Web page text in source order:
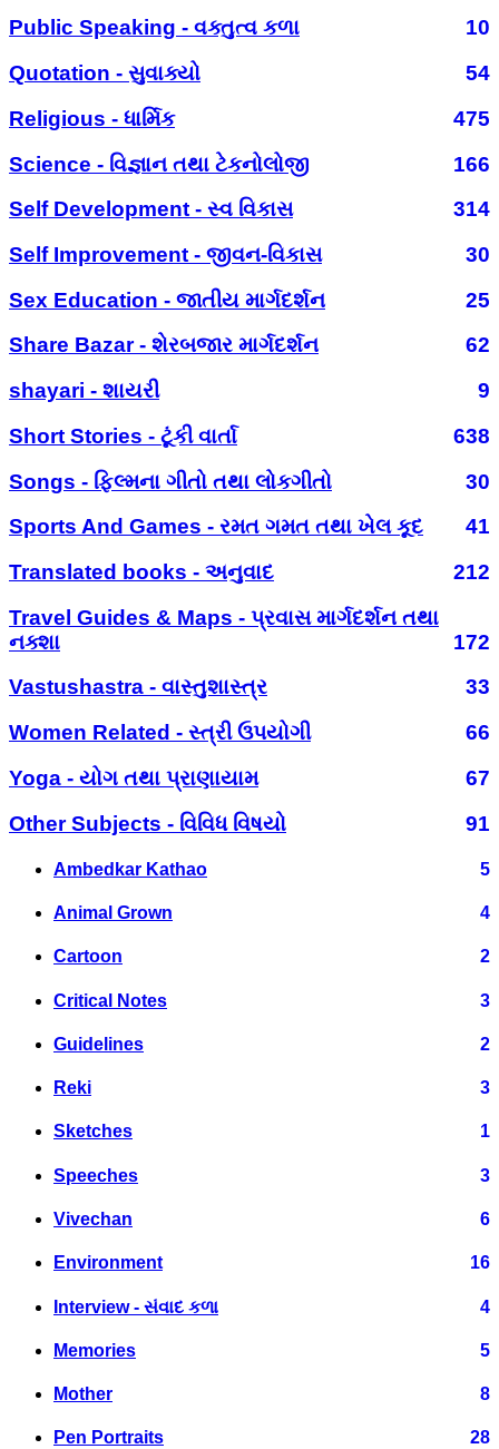
Public Speaking - વક્તુત્વ કળા
10
Quotation - સુવાક્યો
54
Religious - ધાર્મિક
475
Science - વિજ્ઞાન તથા ટેકનોલોજી
166
Self Development - સ્વ વિકાસ
314
Self Improvement - જીવન-વિકાસ
30
Sex Education - જાતીય માર્ગદર્શન
25
Share Bazar - શેરબજાર માર્ગદર્શન
62
shayari - શાયરી
9
Short Stories - ટૂંકી વાર્તા
638
Songs - ફિલ્મના ગીતો તથા લોકગીતો
30
Sports And Games - રમત ગમત તથા ખેલ કૂદ
41
Translated books - અનુવાદ
212
Travel Guides & Maps - પ્રવાસ માર્ગદર્શન તથા
નક્શા
172
Vastushastra - વાસ્તુશાસ્ત્ર
33
Women Related - સ્ત્રી ઉપયોગી
66
Yoga - યોગ તથા પ્રાણાયામ
67
Other Subjects - વિવિધ વિષયો
91
Ambedkar Kathao 5
Animal Grown 4
Cartoon 2
Critical Notes 3
Guidelines 2
Reki 3
Sketches 1
Speeches 3
Vivechan 6
Environment 16
Interview - સંવાદ કળા 4
Memories 5
Mother 8
Pen Portraits 28